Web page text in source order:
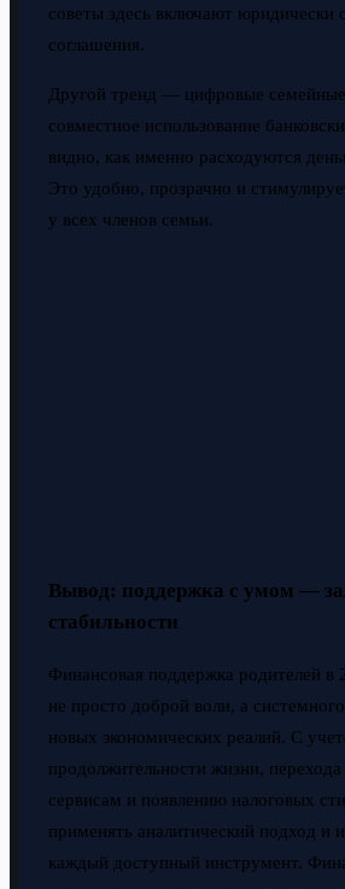
советы здесь включают юридически
соглашения.
Другой тренд — цифровые
совместное использование
видно, как именно расходуются
Это удобно, прозрачно и
у всех членов семьи.
Вывод: поддержка с умом —
стабильности
Финансовая поддержка родителей в
не просто доброй воли, а
новых экономических реалий. С
продолжительности жизни,
сервисам и появлению налоговых
применять аналитический подход и
каждый доступный инструмент.